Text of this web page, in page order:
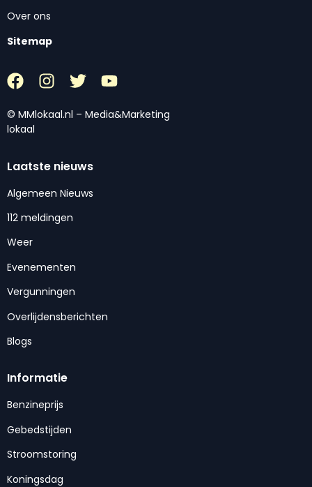
Over ons
Sitemap
© MMlokaal.nl – Media&Marketing
lokaal
Laatste nieuws
Algemeen Nieuws
112 meldingen
Weer
Evenementen
Vergunningen
Overlijdensberichten
Blogs
Informatie
Benzineprijs
Gebedstijden
Stroomstoring
Koningsdag